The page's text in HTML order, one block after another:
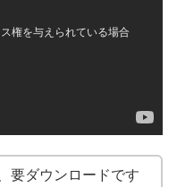
要ダウンロードです